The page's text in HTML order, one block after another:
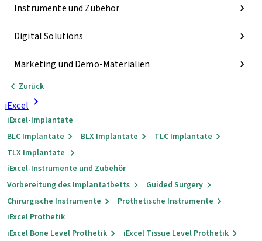
Instrumente und Zubehör
Digital Solutions
Marketing und Demo-Materialien
Zurück
iExcel
iExcel-Implantate
BLC Implantate
BLX Implantate
TLC Implantate
TLX Implantate
iExcel-Instrumente und Zubehör
Vorbereitung des Implantatbetts
Guided Surgery
Chirurgische Instrumente
Prothetische Instrumente
iExcel Prothetik
iExcel Bone Level Prothetik
iExcel Tissue Level Prothetik